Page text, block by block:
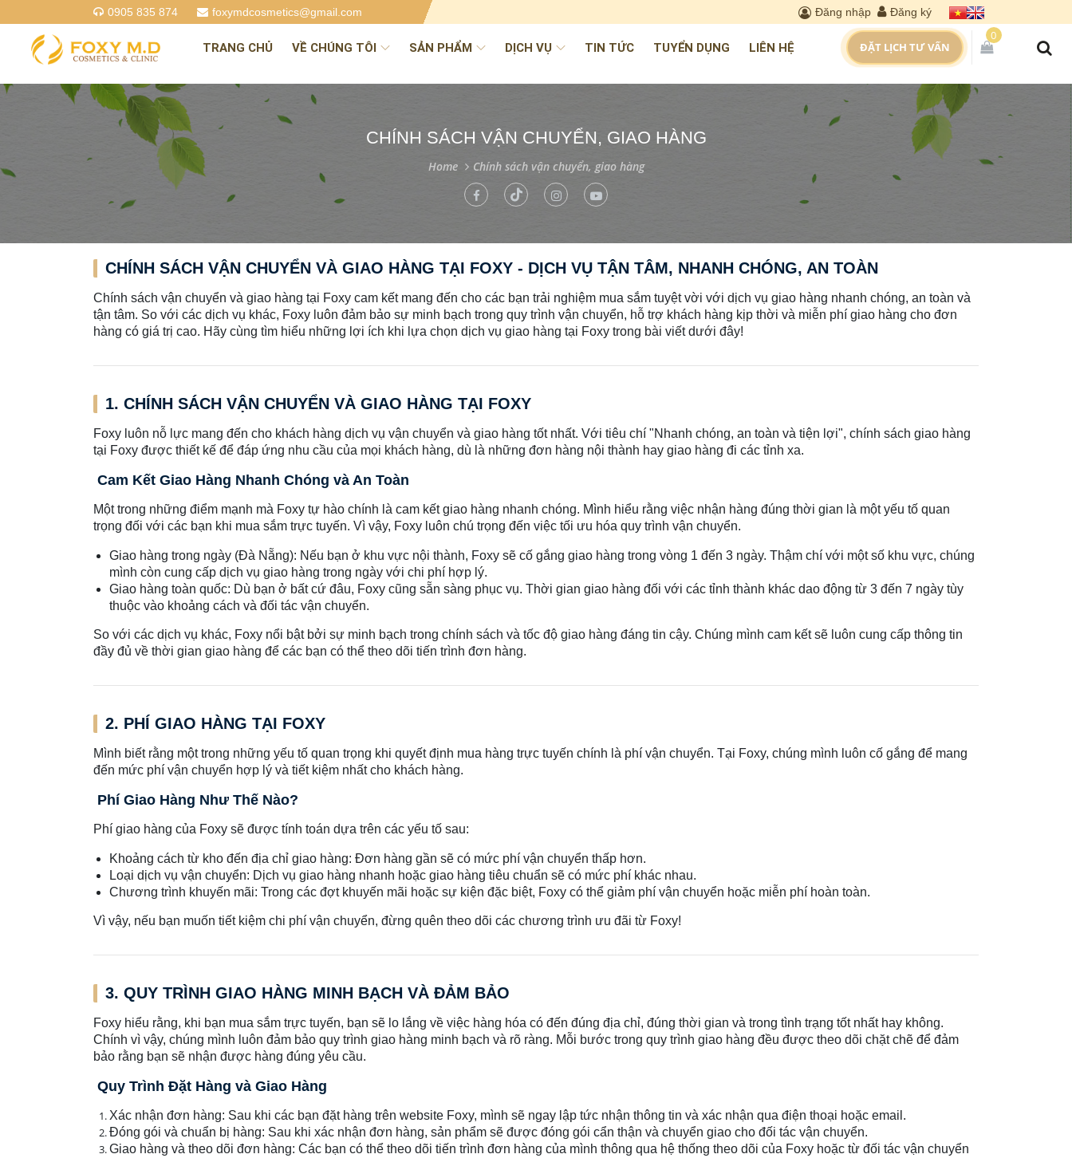
0905 835 874 foxymdcosmetics@gmail.com Đăng nhập Đăng ký
TRANG CHỦ VỀ CHÚNG TÔI SẢN PHẨM DỊCH VỤ TIN TỨC TUYỂN DỤNG LIÊN HỆ ĐẶT LỊCH TƯ VẤN
0
CHÍNH SÁCH VẬN CHUYỂN, GIAO HÀNG
Home Chính sách vận chuyển, giao hàng
CHÍNH SÁCH VẬN CHUYỂN VÀ GIAO HÀNG TẠI FOXY - DỊCH VỤ TẬN TÂM, NHANH CHÓNG, AN TOÀN
Chính sách vận chuyển và giao hàng tại Foxy cam kết mang đến cho các bạn trải nghiệm mua sắm tuyệt vời với dịch vụ giao hàng nhanh chóng, an toàn và
tận tâm. So với các dịch vụ khác, Foxy luôn đảm bảo sự minh bạch trong quy trình vận chuyển, hỗ trợ khách hàng kịp thời và miễn phí giao hàng cho đơn
hàng có giá trị cao. Hãy cùng tìm hiểu những lợi ích khi lựa chọn dịch vụ giao hàng tại Foxy trong bài viết dưới đây!
1. CHÍNH SÁCH VẬN CHUYỂN VÀ GIAO HÀNG TẠI FOXY
Foxy luôn nỗ lực mang đến cho khách hàng dịch vụ vận chuyển và giao hàng tốt nhất. Với tiêu chí "Nhanh chóng, an toàn và tiện lợi", chính sách giao hàng
tại Foxy được thiết kế để đáp ứng nhu cầu của mọi khách hàng, dù là những đơn hàng nội thành hay giao hàng đi các tỉnh xa.
Cam Kết Giao Hàng Nhanh Chóng và An Toàn
Một trong những điểm mạnh mà Foxy tự hào chính là cam kết giao hàng nhanh chóng. Mình hiểu rằng việc nhận hàng đúng thời gian là một yếu tố quan
trọng đối với các bạn khi mua sắm trực tuyến. Vì vậy, Foxy luôn chú trọng đến việc tối ưu hóa quy trình vận chuyển.
Giao hàng trong ngày (Đà Nẵng): Nếu bạn ở khu vực nội thành, Foxy sẽ cố gắng giao hàng trong vòng 1 đến 3 ngày. Thậm chí với một số khu vực, chúng
mình còn cung cấp dịch vụ giao hàng trong ngày với chi phí hợp lý.
Giao hàng toàn quốc: Dù bạn ở bất cứ đâu, Foxy cũng sẵn sàng phục vụ. Thời gian giao hàng đối với các tỉnh thành khác dao động từ 3 đến 7 ngày tùy
thuộc vào khoảng cách và đối tác vận chuyển.
So với các dịch vụ khác, Foxy nổi bật bởi sự minh bạch trong chính sách và tốc độ giao hàng đáng tin cậy. Chúng mình cam kết sẽ luôn cung cấp thông tin
đầy đủ về thời gian giao hàng để các bạn có thể theo dõi tiến trình đơn hàng.
2. PHÍ GIAO HÀNG TẠI FOXY
Mình biết rằng một trong những yếu tố quan trọng khi quyết định mua hàng trực tuyến chính là phí vận chuyển. Tại Foxy, chúng mình luôn cố gắng để mang
đến mức phí vận chuyển hợp lý và tiết kiệm nhất cho khách hàng.
Phí Giao Hàng Như Thế Nào?
Phí giao hàng của Foxy sẽ được tính toán dựa trên các yếu tố sau:
Khoảng cách từ kho đến địa chỉ giao hàng: Đơn hàng gần sẽ có mức phí vận chuyển thấp hơn.
Loại dịch vụ vận chuyển: Dịch vụ giao hàng nhanh hoặc giao hàng tiêu chuẩn sẽ có mức phí khác nhau.
Chương trình khuyến mãi: Trong các đợt khuyến mãi hoặc sự kiện đặc biệt, Foxy có thể giảm phí vận chuyển hoặc miễn phí hoàn toàn.
Vì vậy, nếu bạn muốn tiết kiệm chi phí vận chuyển, đừng quên theo dõi các chương trình ưu đãi từ Foxy!
3. QUY TRÌNH GIAO HÀNG MINH BẠCH VÀ ĐẢM BẢO
Foxy hiểu rằng, khi bạn mua sắm trực tuyến, bạn sẽ lo lắng về việc hàng hóa có đến đúng địa chỉ, đúng thời gian và trong tình trạng tốt nhất hay không.
Chính vì vậy, chúng mình luôn đảm bảo quy trình giao hàng minh bạch và rõ ràng. Mỗi bước trong quy trình giao hàng đều được theo dõi chặt chẽ để đảm
bảo rằng bạn sẽ nhận được hàng đúng yêu cầu.
Quy Trình Đặt Hàng và Giao Hàng
Xác nhận đơn hàng: Sau khi các bạn đặt hàng trên website Foxy, mình sẽ ngay lập tức nhận thông tin và xác nhận qua điện thoại hoặc email.
Đóng gói và chuẩn bị hàng: Sau khi xác nhận đơn hàng, sản phẩm sẽ được đóng gói cẩn thận và chuyển giao cho đối tác vận chuyển.
Giao hàng và theo dõi đơn hàng: Các bạn có thể theo dõi tiến trình đơn hàng của mình thông qua hệ thống theo dõi của Foxy hoặc từ đối tác vận chuyển